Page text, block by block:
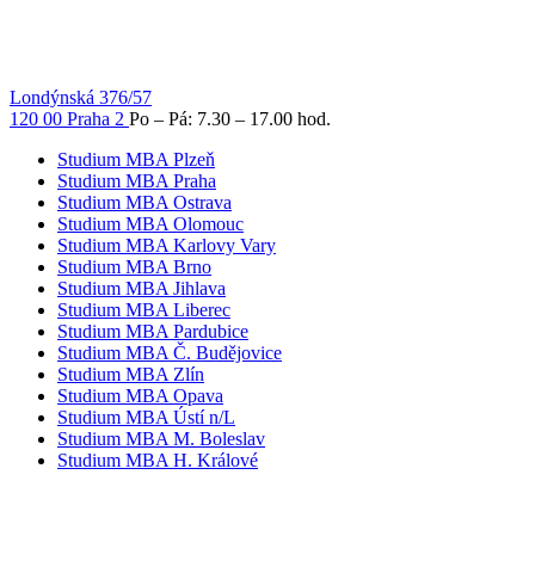
Londýnská 376/57
120 00 Praha 2 Po – Pá: 7.30 – 17.00 hod.
Studium MBA Plzeň
Studium MBA Praha
Studium MBA Ostrava
Studium MBA Olomouc
Studium MBA Karlovy Vary
Studium MBA Brno
Studium MBA Jihlava
Studium MBA Liberec
Studium MBA Pardubice
Studium MBA Č. Budějovice
Studium MBA Zlín
Studium MBA Opava
Studium MBA Ústí n/L
Studium MBA M. Boleslav
Studium MBA H. Králové